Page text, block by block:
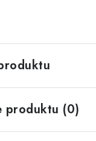
produktu (0)